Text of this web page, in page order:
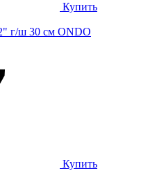
Купить
г/ш 30 cм ONDO
Купить